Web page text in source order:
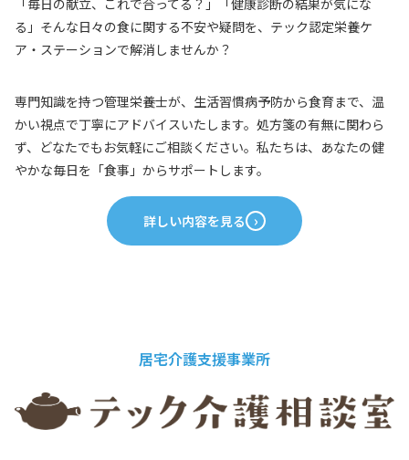
「毎日の献立、これで合ってる？」「健康診断の結果が気にな
る」そんな日々の食に関する不安や疑問を、テック認定栄養ケ
ア・ステーションで解消しませんか？
専門知識を持つ管理栄養士が、生活習慣病予防から食育まで、温
かい視点で丁寧にアドバイスいたします。処方箋の有無に関わら
ず、どなたでもお気軽にご相談ください。私たちは、あなたの健
やかな毎日を「食事」からサポートします。
詳しい内容を見る
居宅介護支援事業所